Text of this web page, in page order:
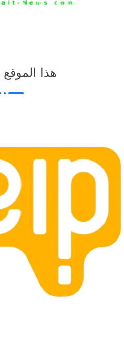
هذا الموقع